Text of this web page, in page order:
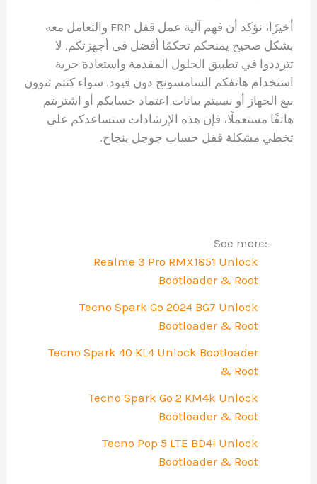
أخيرًا، نؤكد أن فهم آلية عمل قفل FRP والتعامل معه
بشكل صحيح يمنحكم تحكمًا أفضل في أجهزتكم. لا
تترددوا في تطبيق الحلول المقدمة واستعادة حرية
استخدام هاتفكم السامسونج دون قيود. سواء كنتم تنوون
بيع الجهاز أو نسيتم بيانات اعتماد حسابكم أو اشتريتم
هاتفًا مستعملًا، فإن هذه الإرشادات ستساعدكم على
تخطي مشكلة قفل حساب جوجل بنجاح.
See more:-
Realme 3 Pro RMX1851 Unlock
Bootloader & Root
Tecno Spark Go 2024 BG7 Unlock
Bootloader & Root
Tecno Spark 40 KL4 Unlock Bootloader
& Root
Tecno Spark Go 2 KM4k Unlock
Bootloader & Root
Tecno Pop 5 LTE BD4i Unlock
Bootloader & Root